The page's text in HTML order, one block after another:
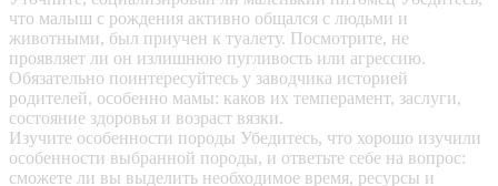
что малыш с рождения активно общался с людьми и
животными, был приучен к туалету. Посмотрите, не
проявляет ли он излишнюю пугливость или агрессию.
Обязательно поинтересуйтесь у заводчика историей
родителей, особенно мамы: каков их темперамент, заслуги,
состояние здоровья и возраст вязки.
Изучите особенности породы Убедитесь, что хорошо изучили
особенности выбранной породы, и ответьте себе на вопрос:
сможете ли вы выделить необходимое время, ресурсы и